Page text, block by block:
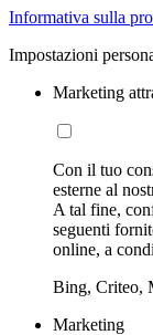
Informativa sulla
Impostazioni
Marketing
Con il tuo
esterne al
A tal fine,
seguenti
online, a
Bing, Criteo,
Marketing